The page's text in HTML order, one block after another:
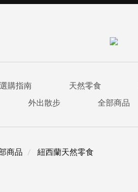
購指南 天然零食
外出散步 全部商品
商品 紐西蘭天然零食